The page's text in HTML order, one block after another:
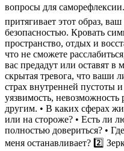
вопросы для
притягивает этот образ,
безопасностью. Кровать
пространство, отдых и
что не сможете
вас предадут или оставят в
скрытая тревога, что ваши
страх внутренней пустоты
уязвимость, невозможность
другим. • В каких сферах
или на стороже? • Есть ли
полностью довериться? •
меня останавливает? 2️⃣